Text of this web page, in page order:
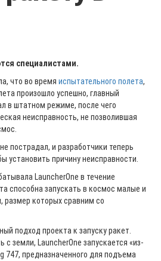
специалистами.
что во время испытательного полета,
произошло успешно, главный
в штатном режиме, после чего
неисправность, не позволившая
пострадал, и разработчики теперь
установить причину неисправности.
LauncherOne в течение
способна запускать в космос малые и
размер которых сравним со
подход проекта к запуску ракет.
с земли, LauncherOne запускается «из-
747, предназначенного для подъема